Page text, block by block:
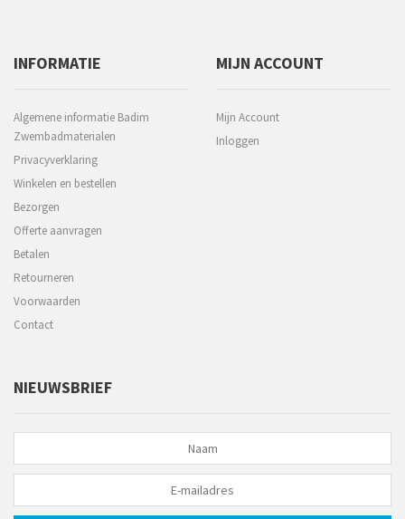
INFORMATIE
Algemene informatie Badim
Zwembadmaterialen
Privacyverklaring
Winkelen en bestellen
Bezorgen
Offerte aanvragen
Betalen
Retourneren
Voorwaarden
Contact
MIJN ACCOUNT
Mijn Account
Inloggen
NIEUWSBRIEF